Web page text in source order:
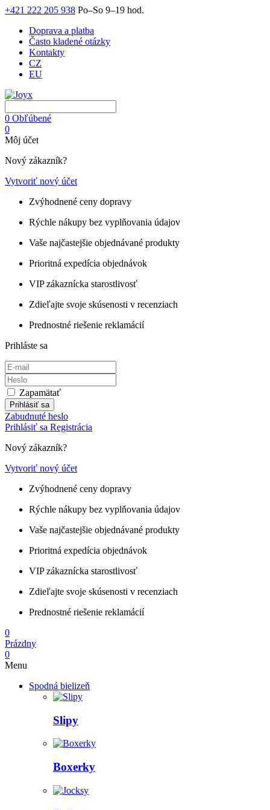
+421 222 205 938 Po–So 9–19 hod.
Doprava a platba
Často kladené otázky
Kontakty
CZ
EU
0 Obľúbené
0
Môj účet
Nový zákazník?
Vytvoriť nový účet
Zvýhodnené ceny dopravy
Rýchle nákupy bez vyplňovania údajov
Vaše najčastejšie objednávané produkty
Prioritná expedícia objednávok
VIP zákaznícka starostlivosť
Zdieľajte svoje skúsenosti v recenziach
Prednostné riešenie reklamácií
Prihláste sa
Zapamätať
Prihlásiť sa
Zabudnuté heslo
Prihlásiť sa Registrácia
Nový zákazník?
Vytvoriť nový účet
Zvýhodnené ceny dopravy
Rýchle nákupy bez vyplňovania údajov
Vaše najčastejšie objednávané produkty
Prioritná expedícia objednávok
VIP zákaznícka starostlivosť
Zdieľajte svoje skúsenosti v recenziach
Prednostné riešenie reklamácií
0
Prázdny
0
Menu
Spodná bielizeň
Slipy
Boxerky